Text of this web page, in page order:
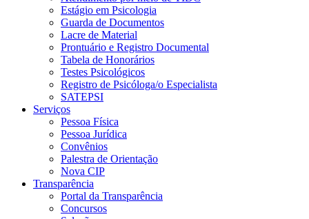
Estágio em Psicologia
Guarda de Documentos
Lacre de Material
Prontuário e Registro Documental
Tabela de Honorários
Testes Psicológicos
Registro de Psicóloga/o Especialista
SATEPSI
Serviços
Pessoa Física
Pessoa Jurídica
Convênios
Palestra de Orientação
Nova CIP
Transparência
Portal da Transparência
Concursos